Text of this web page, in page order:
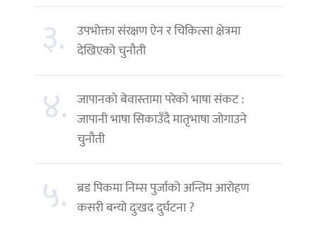
३.
उपभोक्ता संरक्षण ऐन र चिकित्सा क्षेत्रमा
देखिएको चुनौती
४. जापानको बेवास्तामा परेको भाषा संकट :
जापानी भाषा सिकाउँदै मातृभाषा जोगाउने
चुनौती
५. ब्रड पिकमा निम्स पुर्जाको अन्तिम आरोहण
कसरी बन्यो दुःखद दुर्घटना ?